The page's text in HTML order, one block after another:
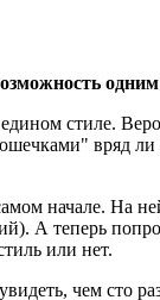
стиле.
вряд ли
начале. На
А теперь
или нет.
чем сто